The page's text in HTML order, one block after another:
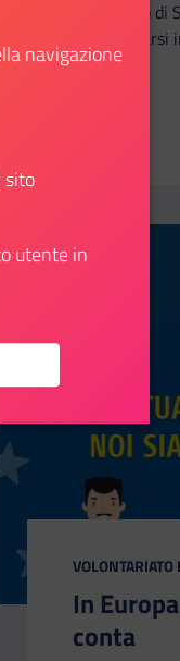
intervento di
da
Il link ti
CATEGORIA:
In
conta
navigazione
sito
utente in